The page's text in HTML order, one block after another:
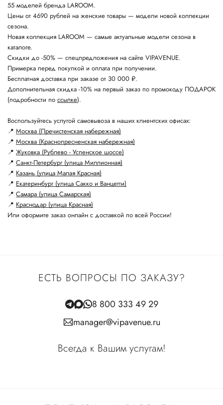
55 моделей бренда LAROOM.
Цены от 4690 рублей на женские товары — модели новой коллекции
сезона.
Новая коллекция LAROOM — самые актуальные модели сезона в
каталоге.
Скидки до -50% — спецпредложения на сайте VIPAVENUE.
Примерка перед покупкой и оплата при получении.
Бесплатная доставка при заказе от 30 000 ₽.
Дополнительная скидка -10% на первый заказ по промокоду ПОДАРОК
(подробности по ссылке).
Воспользуйтесь услугой самовывоза в наших клиентских офисах:
📍 Москва (Пречистенская набережная)
📍 Москва (Краснопресненская набережная)
📍 Жуковка (Рублево - Успенское шоссе)
📍 Санкт-Петербург (улица Миллионная)
📍 Казань (улица Малая Красная)
📍 Екатеринбург (улица Сакко и Ванцетти)
📍 Самара (улица Самарская)
📍 Краснодар (улица Красная)
Или оформите заказ онлайн с доставкой по всей России!
ЕСТЬ ВОПРОСЫ ПО ЗАКАЗУ?
8 800 333 49 29
manager@vipavenue.ru
Всегда к Вашим услугам!